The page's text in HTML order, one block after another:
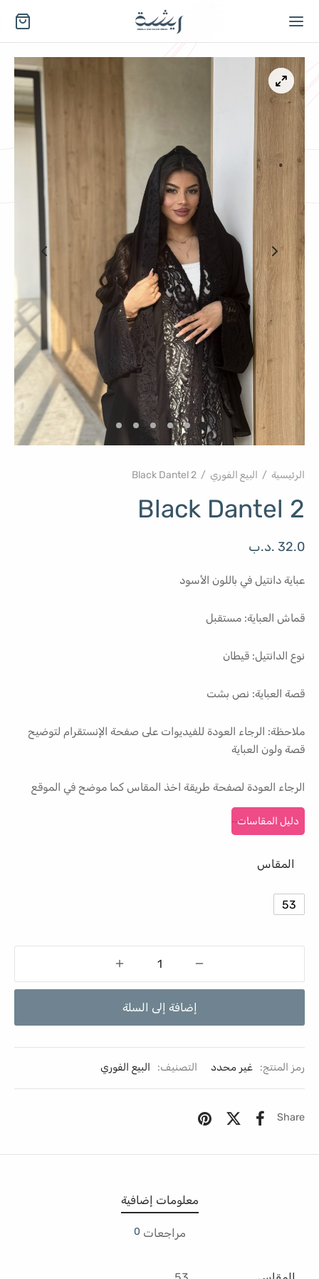
الرئيسية / البيع الفوري /
Black Dantel 2
32.0 .د.ب
عباية دانتيل في باللون الأسود
قماش العباية: مستقبل
نوع الدانتيل: قيطان
قصة العباية: نص بشت
ملاحظة: الرجاء العودة للفيديوات على صفحة الإنستقرام لتوضيح
قصة ولون العباية
الرجاء العودة لصفحة طريقة اخذ المقاس كما موضح في الموقع
دليل المقاسات
المقاس
53
إضافة إلى السلة
رمز المنتج: غير محدد التصنيف: البيع الفوري
Share
معلومات إضافية
مراجعات 0